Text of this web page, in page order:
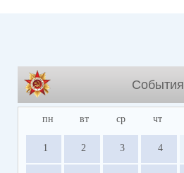
События
пн вт ср чт
1 2 3 4